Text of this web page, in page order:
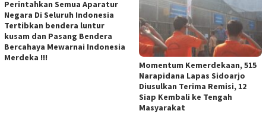
Perintahkan Semua Aparatur
Negara Di Seluruh Indonesia
Tertibkan bendera luntur
kusam dan Pasang Bendera
Bercahaya Mewarnai Indonesia
Merdeka !!!
Momentum Kemerdekaan, 515
Narapidana Lapas Sidoarjo
Diusulkan Terima Remisi, 12
Siap Kembali ke Tengah
Masyarakat